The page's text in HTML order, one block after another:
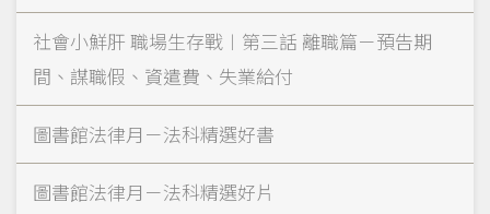
社會小鮮肝 職場生存戰︱第三話 離職篇－預告期
間、謀職假、資遣費、失業給付
圖書館法律月－法科精選好書
圖書館法律月－法科精選好片